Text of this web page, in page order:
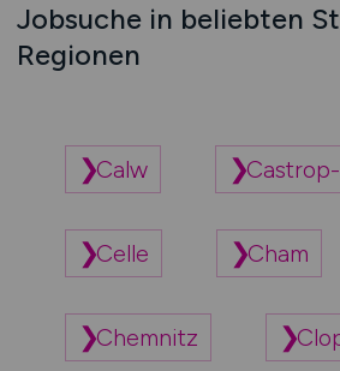
Jobsuche in beliebten
Regionen
Calw
Celle Cham
Chemnitz